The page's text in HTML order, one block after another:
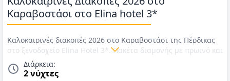
Καραβοστάσι στο Elina hotel 3*
Καλοκαιρινές διακοπές 2026 στο Καραβοστάσι της Πέρδικας
στο ξενοδοχείο Elina Hotel 3*. Πακέτα διαμονής με πρωινό και
δείπνο. Τιμές για Καλοκαίρι 2026
Διάρκεια:
2 νύχτες